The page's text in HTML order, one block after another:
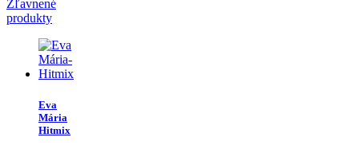
Zľavnené
produkty
Eva
Mária
Hitmix